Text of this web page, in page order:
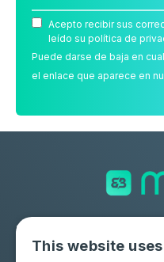
Acepto recibir sus
leído su política de
Puede darse de baja en
el enlace que aparece en
Soluciones
Moba Certify Pro
This website